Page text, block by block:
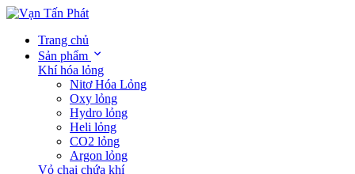
Trang chủ
Sản phẩm
Khí hóa lỏng
Nitơ Hóa Lỏng
Oxy lỏng
Hydro lỏng
Heli lỏng
CO2 lỏng
Argon lỏng
Vỏ chai chứa khí